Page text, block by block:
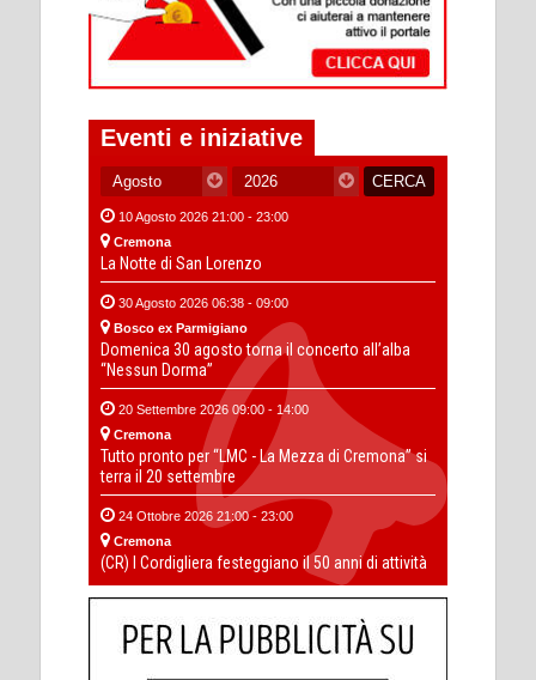
Eventi e iniziative
10 Agosto 2026 21:00 - 23:00
Cremona
La Notte di San Lorenzo
30 Agosto 2026 06:38 - 09:00
Bosco ex Parmigiano
Domenica 30 agosto torna il concerto all’alba
“Nessun Dorma”
20 Settembre 2026 09:00 - 14:00
Cremona
Tutto pronto per “LMC - La Mezza di Cremona” si
terra il 20 settembre
24 Ottobre 2026 21:00 - 23:00
Cremona
(CR) I Cordigliera festeggiano il 50 anni di attività